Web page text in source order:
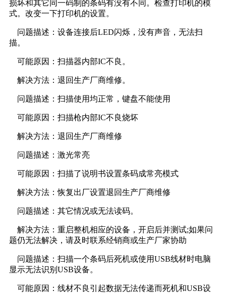
损坏和其它同一码制的条码有没有不同。检查打印机的模
式。改变一下打印机的设置。
问题描述：设备连接后LED闪烁，没有声音，无法扫
描。
可能原因：扫描器内部IC不良。
解决方法：退回生产厂商维修。
问题描述：扫描使用均正常，键盘不能使用
可能原因：扫描枪内部IC不良烧坏
解决方法：退回生产厂商维修
问题描述：激光常亮
可能原因：扫描了说明书设置条码成常亮模式
解决方法：恢复出厂设置退回生产厂商维修
问题描述：其它情况或无法读码。
解决方法：重启整机相应的设备，开启后并测试;如果问
题仍无法解决，请及时联系经销商或生产厂家协助
问题描述：扫描一个条码后死机或使用USB线材时电脑
显示无法识别USB设备。
可能原因：线材不良引起数据无法传递而死机和USB设